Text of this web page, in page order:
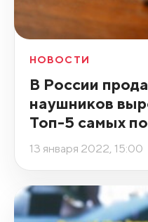
НОВОСТИ
В России
наушников
Топ-5 самых
13 января 2022, 15:00